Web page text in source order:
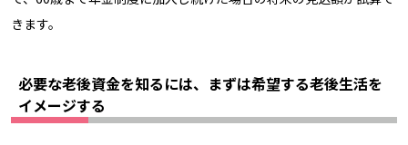
きます。
必要な老後資金を知るには、まずは希望する老後生活を
イメージする